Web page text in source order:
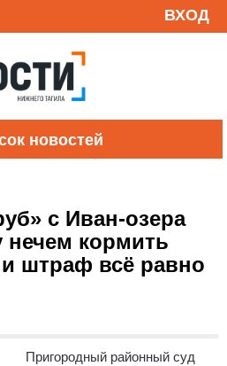
ВХОД
новостей
с Иван-озера
нечем кормить
штраф всё равно
Пригородный районный суд